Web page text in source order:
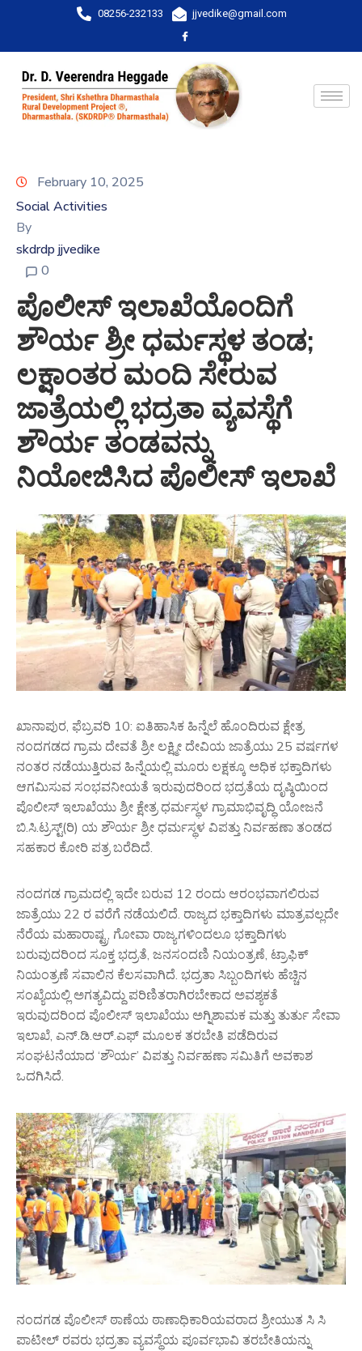
08256-232133 jjvedike@gmail.com
February 10, 2025
Social Activities
By
skdrdp jjvedike
0
ಪೊಲೀಸ್ ಇಲಾಖೆಯೊಂದಿಗೆ
ಶೌರ್ಯ ಶ್ರೀ ಧರ್ಮಸ್ಥಳ ತಂಡ;
ಲಕ್ಷಾಂತರ ಮಂದಿ ಸೇರುವ
ಜಾತ್ರೆಯಲ್ಲಿ ಭದ್ರತಾ ವ್ಯವಸ್ಥೆಗೆ
ಶೌರ್ಯ ತಂಡವನ್ನು
ನಿಯೋಜಿಸಿದ ಪೊಲೀಸ್ ಇಲಾಖೆ
ಖಾನಾಪುರ, ಫೆಬ್ರವರಿ 10: ಐತಿಹಾಸಿಕ ಹಿನ್ನೆಲೆ ಹೊಂದಿರುವ ಕ್ಷೇತ್ರ
ನಂದಗಡದ ಗ್ರಾಮ ದೇವತೆ ಶ್ರೀ ಲಕ್ಷ್ಮೀ ದೇವಿಯ ಜಾತ್ರೆಯು 25 ವರ್ಷಗಳ
ನಂತರ ನಡೆಯುತ್ತಿರುವ ಹಿನ್ನೆಯಲ್ಲಿ ಮೂರು ಲಕ್ಷಕ್ಕೂ ಅಧಿಕ ಭಕ್ತಾದಿಗಳು
ಆಗಮಿಸುವ ಸಂಭವನೀಯತೆ ಇರುವುದರಿಂದ ಭದ್ರತೆಯ ದೃಷ್ಠಿಯಿಂದ
ಪೊಲೀಸ್ ಇಲಾಖೆಯು ಶ್ರೀ ಕ್ಷೇತ್ರ ಧರ್ಮಸ್ಥಳ ಗ್ರಾಮಾಭಿವೃದ್ಧಿ ಯೋಜನೆ
ಬಿ.ಸಿ.ಟ್ರಸ್ಟ್(ರಿ) ಯ ಶೌರ್ಯ ಶ್ರೀ ಧರ್ಮಸ್ಥಳ ವಿಪತ್ತು ನಿರ್ವಹಣಾ ತಂಡದ
ಸಹಕಾರ ಕೋರಿ ಪತ್ರ ಬರೆದಿದೆ.
ನಂದಗಡ ಗ್ರಾಮದಲ್ಲಿ ಇದೇ ಬರುವ 12 ರಂದು ಆರಂಭವಾಗಲಿರುವ
ಜಾತ್ರೆಯು 22 ರ ವರೆಗೆ ನಡೆಯಲಿದೆ. ರಾಜ್ಯದ ಭಕ್ತಾದಿಗಳು ಮಾತ್ರವಲ್ಲದೇ
ನೆರೆಯ ಮಹಾರಾಷ್ಟ್ರ, ಗೋವಾ ರಾಜ್ಯಗಳಿಂದಲೂ ಭಕ್ತಾದಿಗಳು
ಬರುವುದರಿಂದ ಸೂಕ್ತ ಭದ್ರತೆ, ಜನಸಂದಣಿ ನಿಯಂತ್ರಣೆ, ಟ್ರಾಫಿಕ್
ನಿಯಂತ್ರಣೆ ಸವಾಲಿನ ಕೆಲಸವಾಗಿದೆ. ಭದ್ರತಾ ಸಿಬ್ಬಂದಿಗಳು ಹೆಚ್ಚಿನ
ಸಂಖ್ಯೆಯಲ್ಲಿ ಅಗತ್ಯವಿದ್ದು ಪರಿಣಿತರಾಗಿರಬೇಕಾದ ಅವಶ್ಯಕತೆ
ಇರುವುದರಿಂದ ಪೊಲೀಸ್ ಇಲಾಖೆಯು ಅಗ್ನಿಶಾಮಕ ಮತ್ತು ತುರ್ತು ಸೇವಾ
ಇಲಾಖೆ, ಎನ್.ಡಿ.ಆರ್.ಎಫ್ ಮೂಲಕ ತರಬೇತಿ ಪಡೆದಿರುವ
ಸಂಘಟನೆಯಾದ ‘ಶೌರ್ಯ’ ವಿಪತ್ತು ನಿರ್ವಹಣಾ ಸಮಿತಿಗೆ ಅವಕಾಶ
ಒದಗಿಸಿದೆ.
ನಂದಗಡ ಪೊಲೀಸ್ ಠಾಣೆಯ ಠಾಣಾಧಿಕಾರಿಯವರಾದ ಶ್ರೀಯುತ ಸಿ ಸಿ
ಪಾಟೀಲ್ ರವರು ಭದ್ರತಾ ವ್ಯವಸ್ಥೆಯ ಪೂರ್ವಭಾವಿ ತರಬೇತಿಯನ್ನು